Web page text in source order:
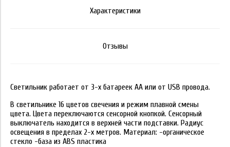
Характеристики
Отзывы
Светильник работает от 3-х батареек АА или от USB провода.
В светильнике 16 цветов свечения и режим плавной смены
цвета. Цвета переключаются сенсорной кнопкой. Сенсорный
выключатель находится в верхней части подставки. Радиус
освещения в пределах 2-х метров. Материал: -органическое
стекло -база из ABS пластика